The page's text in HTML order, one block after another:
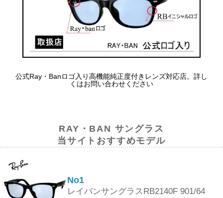
公式Ray・Banロゴ入り高機能純正度付きレンズ対応店。詳し
くはお問い合わせください
RAY・BAN サングラス
当サイトおすすめモデル
No1
レイバンサングラスRB2140F 901/64